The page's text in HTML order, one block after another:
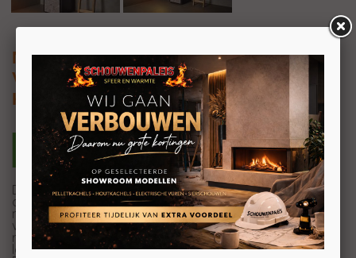
Nobis A10 Quadra Plus
Vrijstaande pelletkachel 9,5kW
Kanalisatie optioneel
De Nobis A10 Quadra Plus is een pelletkachel die design
als technologie mee heeft. Met zijn strakke vorm en
moderne uitstraling is deze kachel een perfecte keuze
voor wie houdt van een eigentijds interieur. Met een
royale pelletcapaciteit van 19 kg biedt de Quadra Plus
lange branduren zonder vaak bij te hoeven vullen.